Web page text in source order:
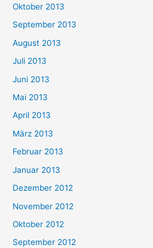
Oktober 2013
September 2013
August 2013
Juli 2013
Juni 2013
Mai 2013
April 2013
März 2013
Februar 2013
Januar 2013
Dezember 2012
November 2012
Oktober 2012
September 2012